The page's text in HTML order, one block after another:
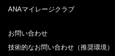
経由地および乗り継ぎ所要
ANAマイレージクラブ
お問い合わせ
技術的なお問い合わせ（推奨環境）